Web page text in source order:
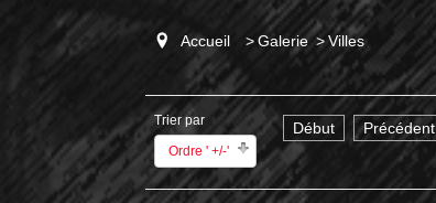
Accueil >Galerie>Villes
Trier par
Ordre ' +/-'
Début Précédent